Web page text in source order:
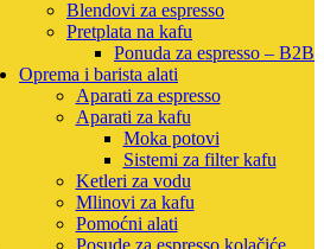
Blendovi za espresso
Pretplata na kafu
Ponuda za espresso – B2B
Oprema i barista alati
Aparati za espresso
Aparati za kafu
Moka potovi
Sistemi za filter kafu
Ketleri za vodu
Mlinovi za kafu
Pomoćni alati
Posude za espresso kolačiće